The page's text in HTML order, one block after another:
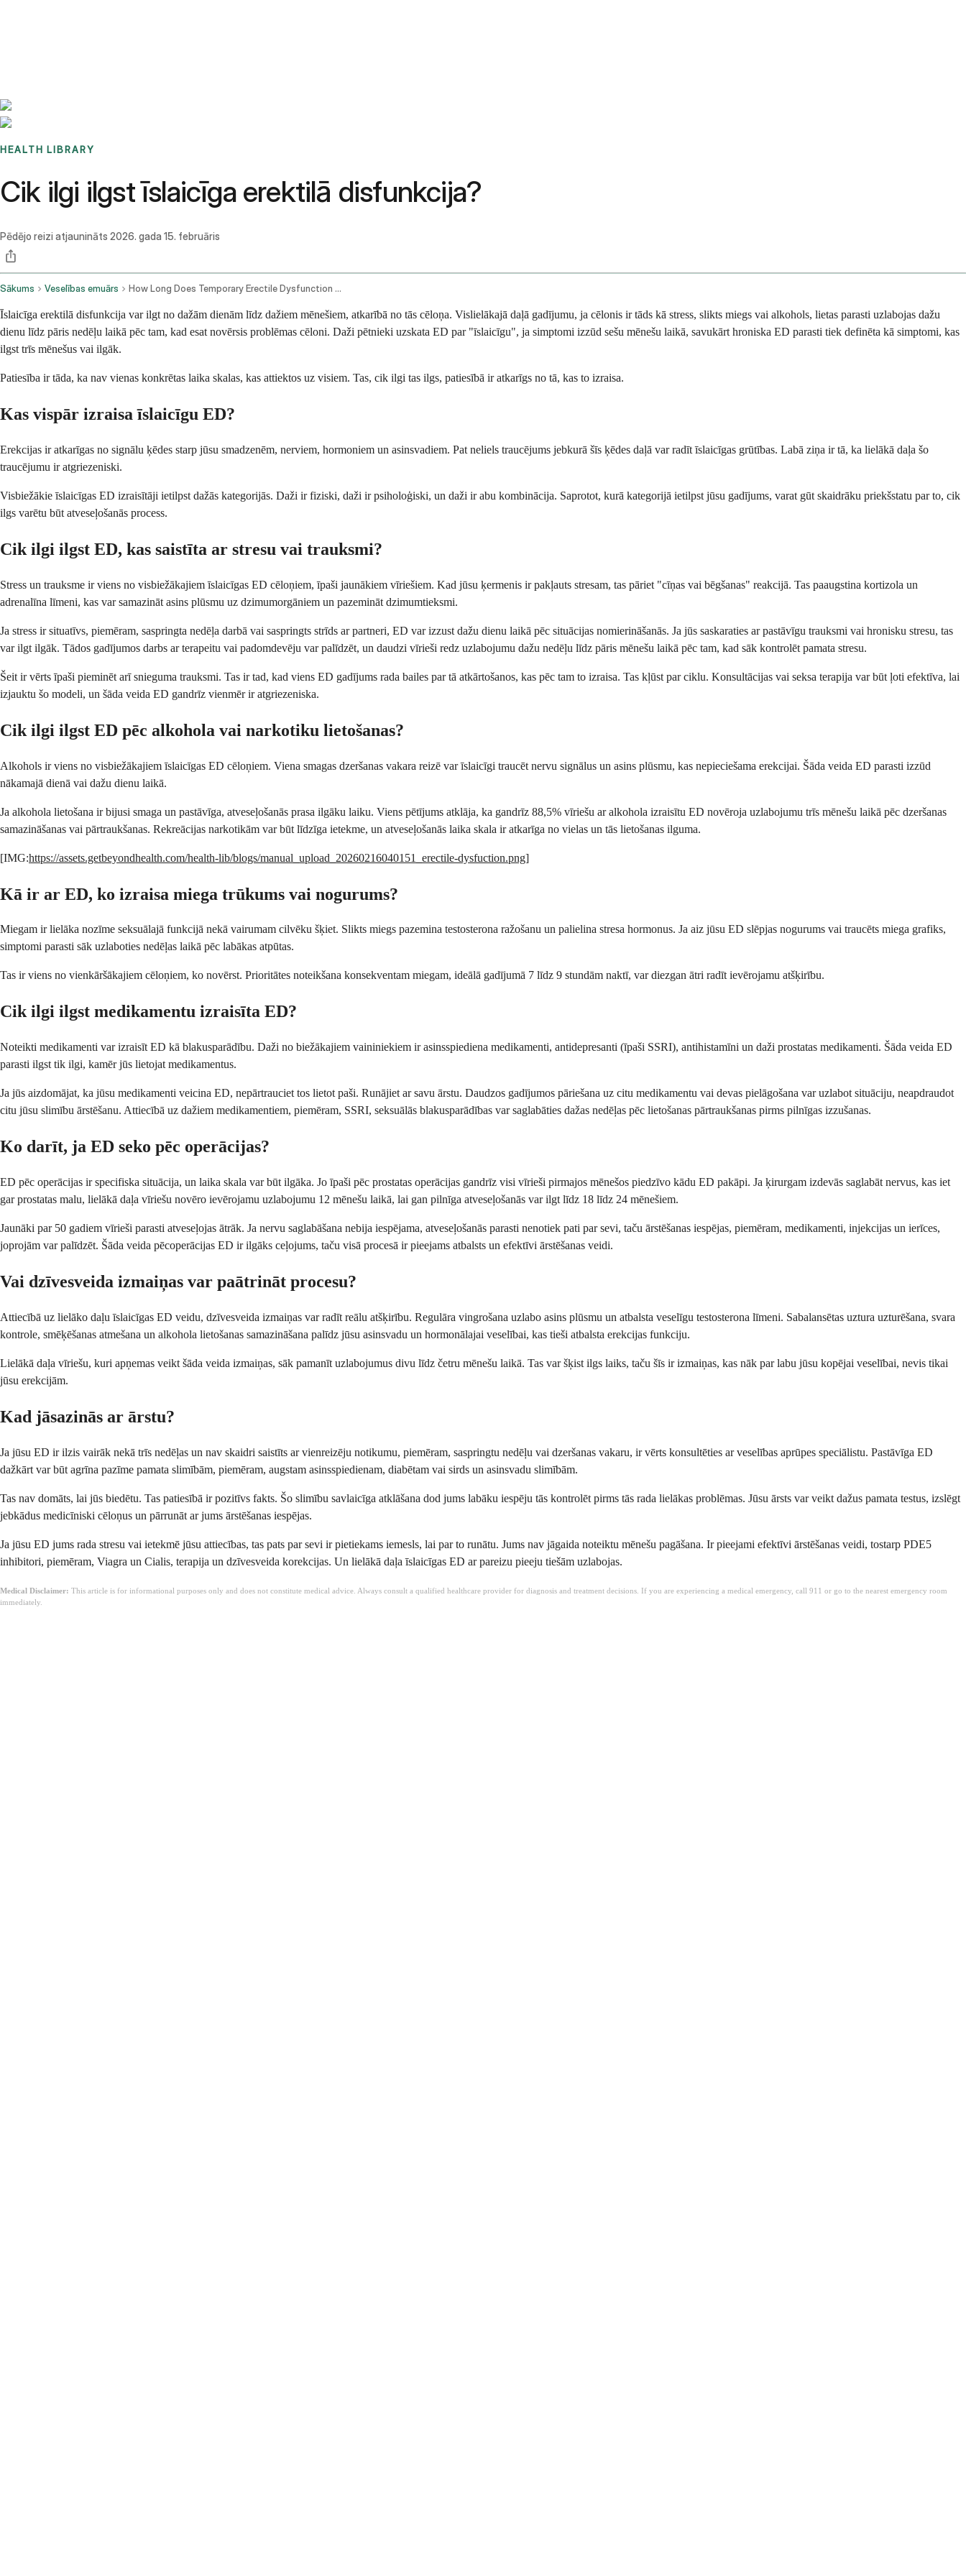
HEALTH LIBRARY
Cik ilgi ilgst īslaicīga erektilā disfunkcija?
Pēdējo reizi atjaunināts 2026. gada 15. februāris
Sākums Veselības emuārs How Long Does Temporary Erectile Dysfunction Last
Īslaicīga erektilā disfunkcija var ilgt no dažām dienām līdz dažiem mēnešiem, atkarībā no tās cēloņa. Vislielākajā daļā gadījumu, ja cēlonis ir tāds kā stress, slikts miegs vai alkohols, lietas parasti uzlabojas dažu
dienu līdz pāris nedēļu laikā pēc tam, kad esat novērsis problēmas cēloni. Daži pētnieki uzskata ED par "īslaicīgu", ja simptomi izzūd sešu mēnešu laikā, savukārt hroniska ED parasti tiek definēta kā simptomi, kas
ilgst trīs mēnešus vai ilgāk.
Patiesība ir tāda, ka nav vienas konkrētas laika skalas, kas attiektos uz visiem. Tas, cik ilgi tas ilgs, patiesībā ir atkarīgs no tā, kas to izraisa.
Kas vispār izraisa īslaicīgu ED?
Erekcijas ir atkarīgas no signālu ķēdes starp jūsu smadzenēm, nerviem, hormoniem un asinsvadiem. Pat neliels traucējums jebkurā šīs ķēdes daļā var radīt īslaicīgas grūtības. Labā ziņa ir tā, ka lielākā daļa šo
traucējumu ir atgriezeniski.
Visbiežākie īslaicīgas ED izraisītāji ietilpst dažās kategorijās. Daži ir fiziski, daži ir psiholoģiski, un daži ir abu kombinācija. Saprotot, kurā kategorijā ietilpst jūsu gadījums, varat gūt skaidrāku priekšstatu par to, cik
ilgs varētu būt atveseļošanās process.
Cik ilgi ilgst ED, kas saistīta ar stresu vai trauksmi?
Stress un trauksme ir viens no visbiežākajiem īslaicīgas ED cēloņiem, īpaši jaunākiem vīriešiem. Kad jūsu ķermenis ir pakļauts stresam, tas pāriet "cīņas vai bēgšanas" reakcijā. Tas paaugstina kortizola un
adrenalīna līmeni, kas var samazināt asins plūsmu uz dzimumorgāniem un pazemināt dzimumtieksmi.
Ja stress ir situatīvs, piemēram, saspringta nedēļa darbā vai saspringts strīds ar partneri, ED var izzust dažu dienu laikā pēc situācijas nomierināšanās. Ja jūs saskaraties ar pastāvīgu trauksmi vai hronisku stresu, tas
var ilgt ilgāk. Tādos gadījumos darbs ar terapeitu vai padomdevēju var palīdzēt, un daudzi vīrieši redz uzlabojumu dažu nedēļu līdz pāris mēnešu laikā pēc tam, kad sāk kontrolēt pamata stresu.
Šeit ir vērts īpaši pieminēt arī snieguma trauksmi. Tas ir tad, kad viens ED gadījums rada bailes par tā atkārtošanos, kas pēc tam to izraisa. Tas kļūst par ciklu. Konsultācijas vai seksa terapija var būt ļoti efektīva, lai
izjauktu šo modeli, un šāda veida ED gandrīz vienmēr ir atgriezeniska.
Cik ilgi ilgst ED pēc alkohola vai narkotiku lietošanas?
Alkohols ir viens no visbiežākajiem īslaicīgas ED cēloņiem. Viena smagas dzeršanas vakara reizē var īslaicīgi traucēt nervu signālus un asins plūsmu, kas nepieciešama erekcijai. Šāda veida ED parasti izzūd
nākamajā dienā vai dažu dienu laikā.
Ja alkohola lietošana ir bijusi smaga un pastāvīga, atveseļošanās prasa ilgāku laiku. Viens pētījums atklāja, ka gandrīz 88,5% vīriešu ar alkohola izraisītu ED novēroja uzlabojumu trīs mēnešu laikā pēc dzeršanas
samazināšanas vai pārtraukšanas. Rekreācijas narkotikām var būt līdzīga ietekme, un atveseļošanās laika skala ir atkarīga no vielas un tās lietošanas ilguma.
[IMG:https://assets.getbeyondhealth.com/health-lib/blogs/manual_upload_20260216040151_erectile-dysfuction.png]
Kā ir ar ED, ko izraisa miega trūkums vai nogurums?
Miegam ir lielāka nozīme seksuālajā funkcijā nekā vairumam cilvēku šķiet. Slikts miegs pazemina testosterona ražošanu un palielina stresa hormonus. Ja aiz jūsu ED slēpjas nogurums vai traucēts miega grafiks,
simptomi parasti sāk uzlaboties nedēļas laikā pēc labākas atpūtas.
Tas ir viens no vienkāršākajiem cēloņiem, ko novērst. Prioritātes noteikšana konsekventam miegam, ideālā gadījumā 7 līdz 9 stundām naktī, var diezgan ātri radīt ievērojamu atšķirību.
Cik ilgi ilgst medikamentu izraisīta ED?
Noteikti medikamenti var izraisīt ED kā blakusparādību. Daži no biežākajiem vaininiekiem ir asinsspiediena medikamenti, antidepresanti (īpaši SSRI), antihistamīni un daži prostatas medikamenti. Šāda veida ED
parasti ilgst tik ilgi, kamēr jūs lietojat medikamentus.
Ja jūs aizdomājat, ka jūsu medikamenti veicina ED, nepārtrauciet tos lietot paši. Runājiet ar savu ārstu. Daudzos gadījumos pāriešana uz citu medikamentu vai devas pielāgošana var uzlabot situāciju, neapdraudot
citu jūsu slimību ārstēšanu. Attiecībā uz dažiem medikamentiem, piemēram, SSRI, seksuālās blakusparādības var saglabāties dažas nedēļas pēc lietošanas pārtraukšanas pirms pilnīgas izzušanas.
Ko darīt, ja ED seko pēc operācijas?
ED pēc operācijas ir specifiska situācija, un laika skala var būt ilgāka. Jo īpaši pēc prostatas operācijas gandrīz visi vīrieši pirmajos mēnešos piedzīvo kādu ED pakāpi. Ja ķirurgam izdevās saglabāt nervus, kas iet
gar prostatas malu, lielākā daļa vīriešu novēro ievērojamu uzlabojumu 12 mēnešu laikā, lai gan pilnīga atveseļošanās var ilgt līdz 18 līdz 24 mēnešiem.
Jaunāki par 50 gadiem vīrieši parasti atveseļojas ātrāk. Ja nervu saglabāšana nebija iespējama, atveseļošanās parasti nenotiek pati par sevi, taču ārstēšanas iespējas, piemēram, medikamenti, injekcijas un ierīces,
joprojām var palīdzēt. Šāda veida pēcoperācijas ED ir ilgāks ceļojums, taču visā procesā ir pieejams atbalsts un efektīvi ārstēšanas veidi.
Vai dzīvesveida izmaiņas var paātrināt procesu?
Attiecībā uz lielāko daļu īslaicīgas ED veidu, dzīvesveida izmaiņas var radīt reālu atšķirību. Regulāra vingrošana uzlabo asins plūsmu un atbalsta veselīgu testosterona līmeni. Sabalansētas uztura uzturēšana, svara
kontrole, smēķēšanas atmešana un alkohola lietošanas samazināšana palīdz jūsu asinsvadu un hormonālajai veselībai, kas tieši atbalsta erekcijas funkciju.
Lielākā daļa vīriešu, kuri apņemas veikt šāda veida izmaiņas, sāk pamanīt uzlabojumus divu līdz četru mēnešu laikā. Tas var šķist ilgs laiks, taču šīs ir izmaiņas, kas nāk par labu jūsu kopējai veselībai, nevis tikai
jūsu erekcijām.
Kad jāsazinās ar ārstu?
Ja jūsu ED ir ilzis vairāk nekā trīs nedēļas un nav skaidri saistīts ar vienreizēju notikumu, piemēram, saspringtu nedēļu vai dzeršanas vakaru, ir vērts konsultēties ar veselības aprūpes speciālistu. Pastāvīga ED
dažkārt var būt agrīna pazīme pamata slimībām, piemēram, augstam asinsspiedienam, diabētam vai sirds un asinsvadu slimībām.
Tas nav domāts, lai jūs biedētu. Tas patiesībā ir pozitīvs fakts. Šo slimību savlaicīga atklāšana dod jums labāku iespēju tās kontrolēt pirms tās rada lielākas problēmas. Jūsu ārsts var veikt dažus pamata testus, izslēgt
jebkādus medicīniski cēloņus un pārrunāt ar jums ārstēšanas iespējas.
Ja jūsu ED jums rada stresu vai ietekmē jūsu attiecības, tas pats par sevi ir pietiekams iemesls, lai par to runātu. Jums nav jāgaida noteiktu mēnešu pagāšana. Ir pieejami efektīvi ārstēšanas veidi, tostarp PDE5
inhibitori, piemēram, Viagra un Cialis, terapija un dzīvesveida korekcijas. Un lielākā daļa īslaicīgas ED ar pareizu pieeju tiešām uzlabojas.
Medical Disclaimer: This article is for informational purposes only and does not constitute medical advice. Always consult a qualified healthcare provider for diagnosis and treatment decisions. If you are experiencing a medical emergency, call 911 or go to the nearest emergency room
immediately.